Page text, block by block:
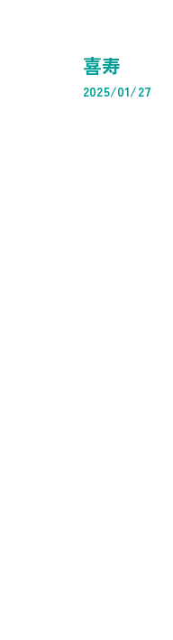
喜寿
2025/01/27